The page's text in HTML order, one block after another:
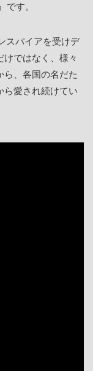
す。
スパイアを受けデ
ではなく、様々
ら、各国の名だた
ら愛され続けてい